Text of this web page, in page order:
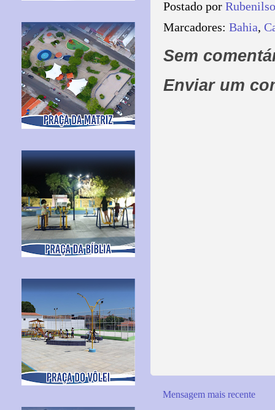
Postado por
Marcadores: Bahia,
Sem
Enviar um
Mensagem mais recente